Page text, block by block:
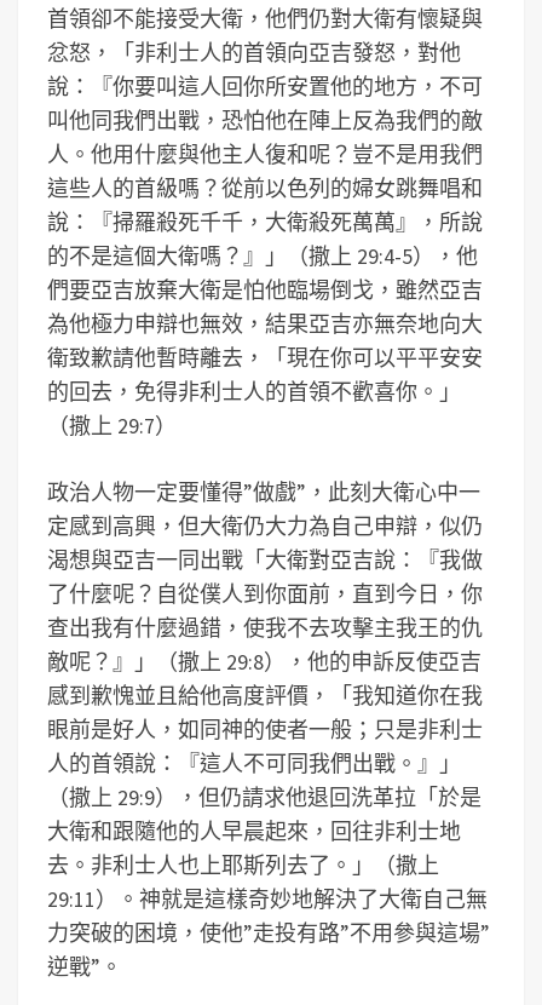
首領卻不能接受大衛，他們仍對大衛有懷疑與
忿怒，「非利士人的首領向亞吉發怒，對他
說：『你要叫這人回你所安置他的地方，不可
叫他同我們出戰，恐怕他在陣上反為我們的敵
人。他用什麼與他主人復和呢？豈不是用我們
這些人的首級嗎？從前以色列的婦女跳舞唱和
說：『掃羅殺死千千，大衛殺死萬萬』，所說
的不是這個大衛嗎？』」（撒上 29:4-5），他
們要亞吉放棄大衛是怕他臨場倒戈，雖然亞吉
為他極力申辯也無效，結果亞吉亦無奈地向大
衛致歉請他暫時離去，「現在你可以平平安安
的回去，免得非利士人的首領不歡喜你。」
（撒上 29:7）
政治人物一定要懂得”做戲”，此刻大衛心中一
定感到高興，但大衛仍大力為自己申辯，似仍
渴想與亞吉一同出戰「大衛對亞吉說：『我做
了什麼呢？自從僕人到你面前，直到今日，你
查出我有什麼過錯，使我不去攻擊主我王的仇
敵呢？』」（撒上 29:8），他的申訴反使亞吉
感到歉愧並且給他高度評價，「我知道你在我
眼前是好人，如同神的使者一般；只是非利士
人的首領說：『這人不可同我們出戰。』」
（撒上 29:9），但仍請求他退回洗革拉「於是
大衛和跟隨他的人早晨起來，回往非利士地
去。非利士人也上耶斯列去了。」（撒上
29:11）。神就是這樣奇妙地解決了大衛自己無
力突破的困境，使他”走投有路”不用參與這場”
逆戰”。